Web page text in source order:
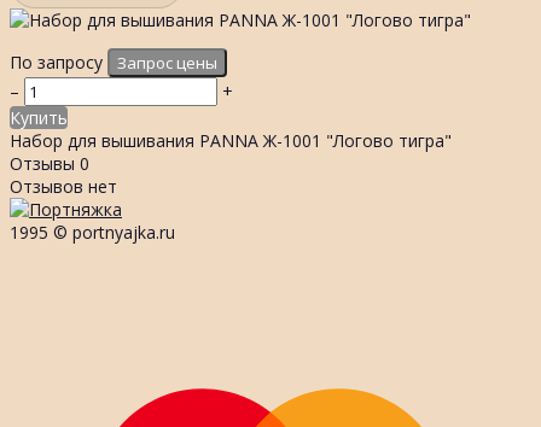
По запросу
–
+
Купить
Набор для вышивания PANNA Ж-1001 "Логово тигра"
Отзывы 0
Отзывов нет
1995 © portnyajka.ru